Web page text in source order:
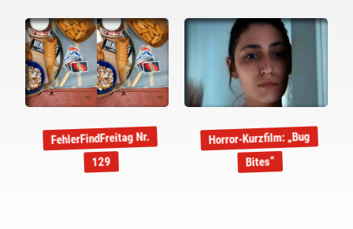
FehlerFindFreitag Nr.
129
Horror-Kurzfilm: „Bug
Bites“